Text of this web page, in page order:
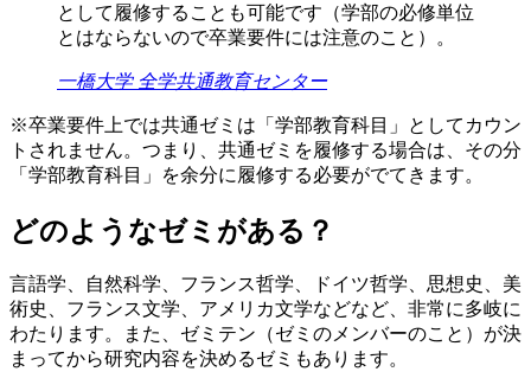
として履修することも可能です（学部の必修単位
とはならないので卒業要件には注意のこと）。
一橋大学 全学共通教育センター
※卒業要件上では共通ゼミは「学部教育科目」としてカウン
トされません。つまり、共通ゼミを履修する場合は、その分
「学部教育科目」を余分に履修する必要がでてきます。
どのようなゼミがある？
言語学、自然科学、フランス哲学、ドイツ哲学、思想史、美
術史、フランス文学、アメリカ文学などなど、非常に多岐に
わたります。また、ゼミテン（ゼミのメンバーのこと）が決
まってから研究内容を決めるゼミもあります。